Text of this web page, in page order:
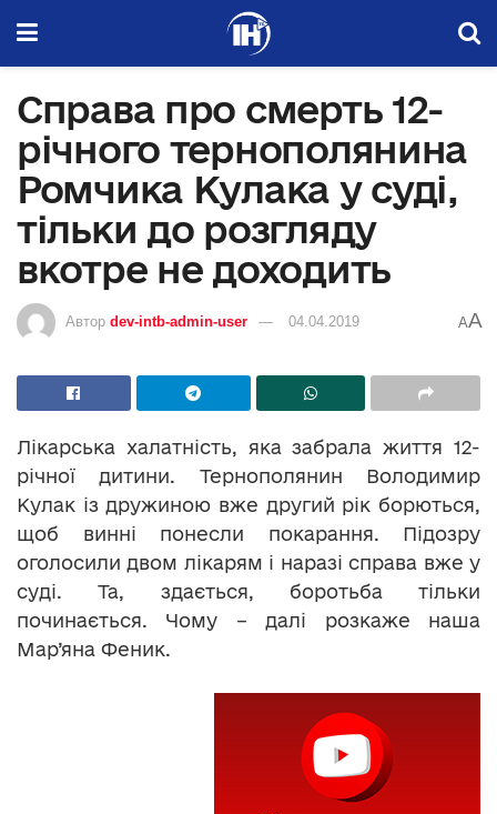
Справа про смерть 12-
річного тернополянина
Ромчика Кулака у суді,
тільки до розгляду
вкотре не доходить
Автор dev-intb-admin-user 04.04.2019 AA
Лікарська халатність, яка забрала життя 12-
річної дитини. Тернополянин Володимир
Кулак із дружиною вже другий рік борються,
щоб винні понесли покарання. Підозру
оголосили двом лікарям і наразі справа вже у
суді. Та, здається, боротьба тільки
починається. Чому – далі розкаже наша
Мар’яна Феник.